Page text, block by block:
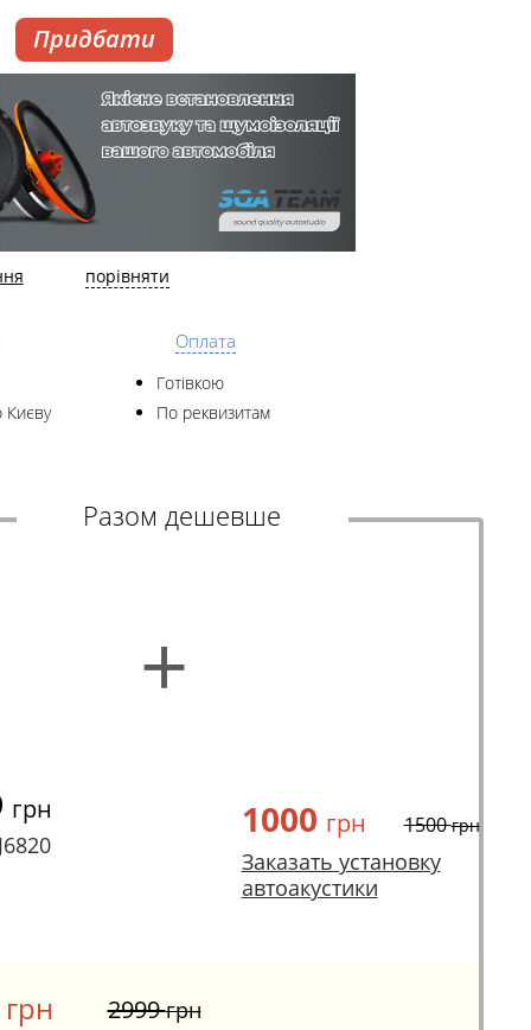
Придбати
порівняти
Оплата
Готівкою
По реквизитам
Разом дешевше
грн
+
1000 грн 1500грн
Заказать установку
автоакустики
грн 2999грн